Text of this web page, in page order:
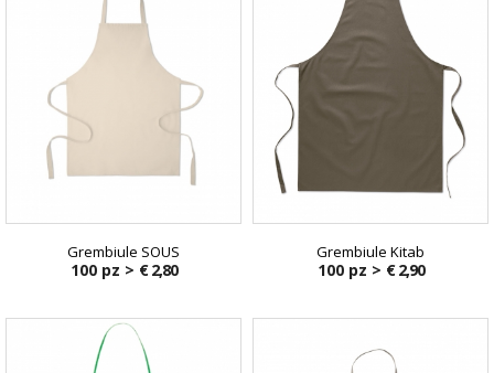
Grembiule SOUS
100 pz > € 2,80
Grembiule Kitab
100 pz > € 2,90